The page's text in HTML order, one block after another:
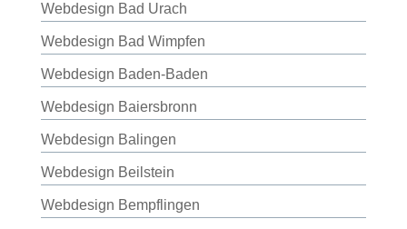
Webdesign Bad Urach
Webdesign Bad Wimpfen
Webdesign Baden-Baden
Webdesign Baiersbronn
Webdesign Balingen
Webdesign Beilstein
Webdesign Bempflingen